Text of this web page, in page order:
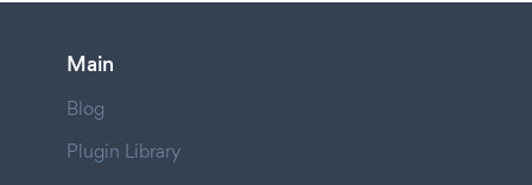
Main
Blog
Plugin Library